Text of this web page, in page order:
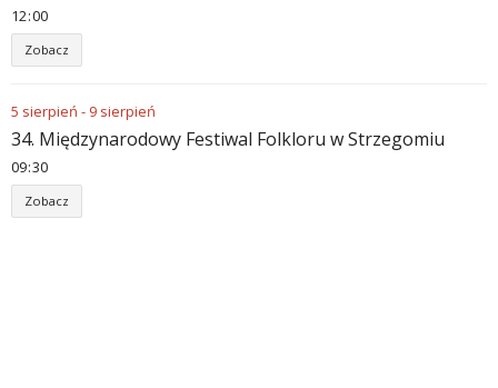
12:00
Zobacz
5 sierpień - 9 sierpień
34. Międzynarodowy Festiwal Folkloru w Strzegomiu
09:30
Zobacz